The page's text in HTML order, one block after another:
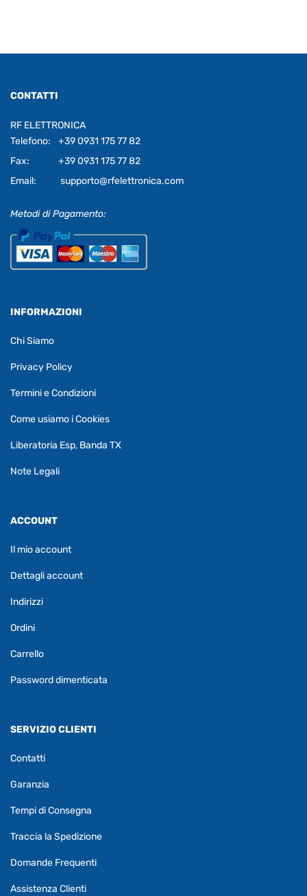
CONTATTI
RF ELETTRONICA
Telefono:
+39 0931 175 77 82
Fax:
+39 0931 175 77 82
Email:
supporto@rfelettronica.com
Metodi di Pagamento:
INFORMAZIONI
Chi Siamo
Privacy Policy
Termini e Condizioni
Come usiamo i Cookies
Liberatoria Esp, Banda TX
Note Legali
ACCOUNT
Il mio account
Dettagli account
Indirizzi
Ordini
Carrello
Password dimenticata
SERVIZIO CLIENTI
Contatti
Garanzia
Tempi di Consegna
Traccia la Spedizione
Domande Frequenti
Assistenza Clienti